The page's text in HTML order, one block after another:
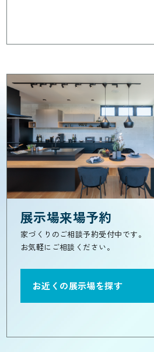
展示場来場予約
家づくりのご相談予約受付中です。
お気軽にご相談ください。
お近くの展示場を探す